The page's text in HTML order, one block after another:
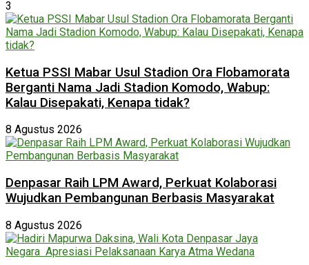
3
Ketua PSSI Mabar Usul Stadion Ora Flobamorata
Berganti Nama Jadi Stadion Komodo, Wabup:
Kalau Disepakati, Kenapa tidak?
8 Agustus 2026
Denpasar Raih LPM Award, Perkuat Kolaborasi
Wujudkan Pembangunan Berbasis Masyarakat
8 Agustus 2026